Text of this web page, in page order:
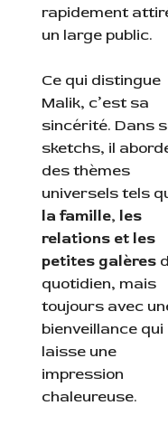
rapidement
un large public.
Ce qui distingue
Malik, c’est sa
sincérité. Dans
sketchs, il
des thèmes
universels tels
la famille, les
relations et les
petites galères
quotidien, mais
toujours avec
bienveillance qui
laisse une
impression
chaleureuse.